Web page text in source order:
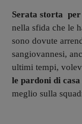
Serata storta
nella sfida che le
sono dovute
sangiovannesi,
ultimi tempi,
le pardoni di
meglio sulla